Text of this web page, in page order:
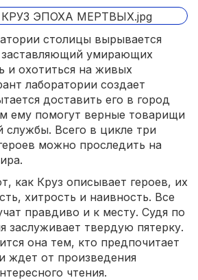
столицы вырывается
умирающих
и охотиться на живых
лаборатории создает
доставить его в город
ему помогут верные товарищи
службы. Всего в цикле три
можно проследить на
как Круз описывает героев, их
хитрость и наивность. Все
правдиво и к месту. Судя по
заслуживает твердую пятерку.
она тем, кто предпочитает
ждет от произведения
чтения.